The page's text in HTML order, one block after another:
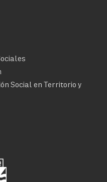
Social en Territorio y